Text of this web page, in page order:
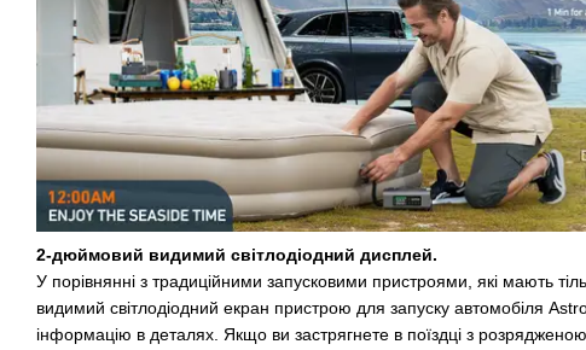
2-дюймовий видимий світлодіодний дисплей.
У порівнянні з традиційними запусковими пристроями, які мають
видимий світлодіодний екран пристрою для запуску автомобіля
інформацію в деталях. Якщо ви застрягнете в поїздці з